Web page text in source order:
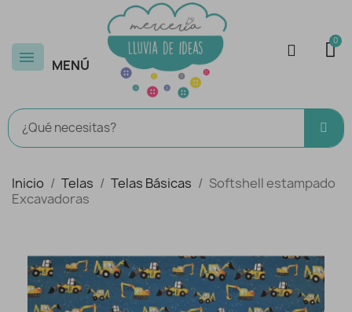
MENÚ
Inicio Telas Telas Básicas
Softshell estampado
Excavadoras